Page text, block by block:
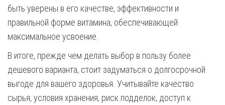
быть уверены в его качестве, эффективности и
правильной форме витамина, обеспечивающей
максимальное усвоение.
В итоге, прежде чем делать выбор в пользу более
дешевого варианта, стоит задуматься о долгосрочной
выгоде для вашего здоровья. Учитывайте качество
сырья, условия хранения, риск подделок, доступ к